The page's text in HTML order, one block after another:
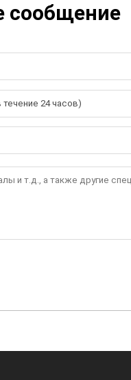
сообщение